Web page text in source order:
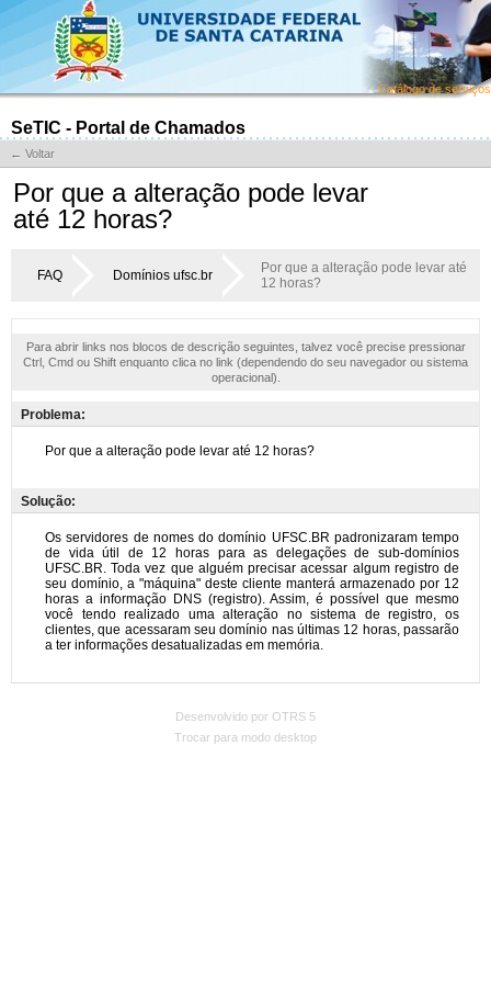
Catálogo de serviços
SeTIC - Portal de Chamados
← Voltar
Por que a alteração pode levar
até 12 horas?
FAQ Domínios ufsc.br
Por que a alteração pode levar até
12 horas?
Para abrir links nos blocos de descrição seguintes, talvez você precise pressionar
Ctrl, Cmd ou Shift enquanto clica no link (dependendo do seu navegador ou sistema
operacional).
Problema:
Solução:
Desenvolvido por OTRS 5
Trocar para modo desktop